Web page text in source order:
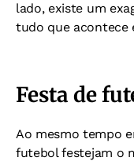
lado, existe um
tudo que acontece
Festa de
Ao mesmo tempo
futebol festejam o